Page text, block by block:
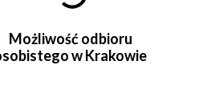
Możliwość odbioru
w Krakowie